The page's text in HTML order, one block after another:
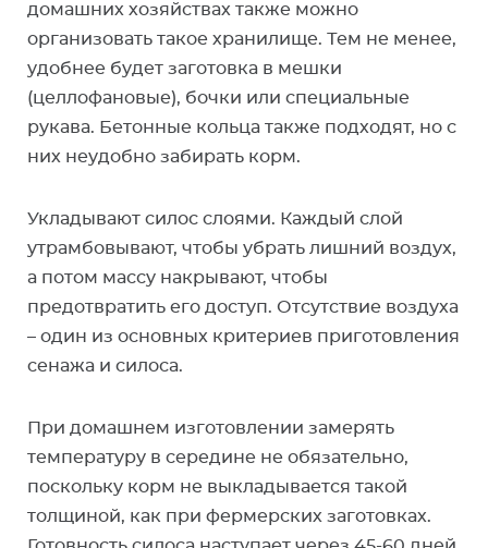
домашних хозяйствах также можно
организовать такое хранилище. Тем не менее,
удобнее будет заготовка в мешки
(целлофановые), бочки или специальные
рукава. Бетонные кольца также подходят, но с
них неудобно забирать корм.
Укладывают силос слоями. Каждый слой
утрамбовывают, чтобы убрать лишний воздух,
а потом массу накрывают, чтобы
предотвратить его доступ. Отсутствие воздуха
– один из основных критериев приготовления
сенажа и силоса.
При домашнем изготовлении замерять
температуру в середине не обязательно,
поскольку корм не выкладывается такой
толщиной, как при фермерских заготовках.